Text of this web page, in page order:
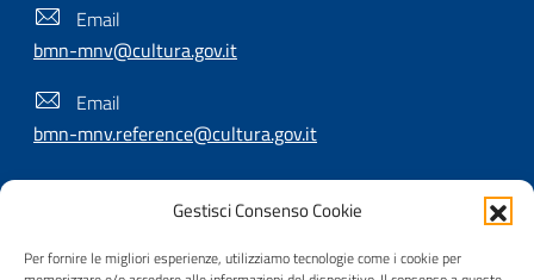
Gestisci Consenso Cookie
Per fornire le migliori esperienze, utilizziamo tecnologie come i cookie per
Email
bmn-mnv@cultura.gov.it
Email
bmn-mnv.reference@cultura.gov.it